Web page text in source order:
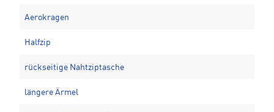
Aerokragen
Halfzip
rückseitige Nahtziptasche
längere Ärmel